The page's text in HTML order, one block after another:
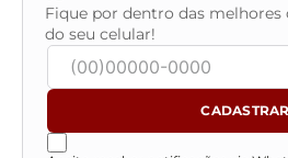
Fique por dentro das
do seu celular!
CADASTRAR